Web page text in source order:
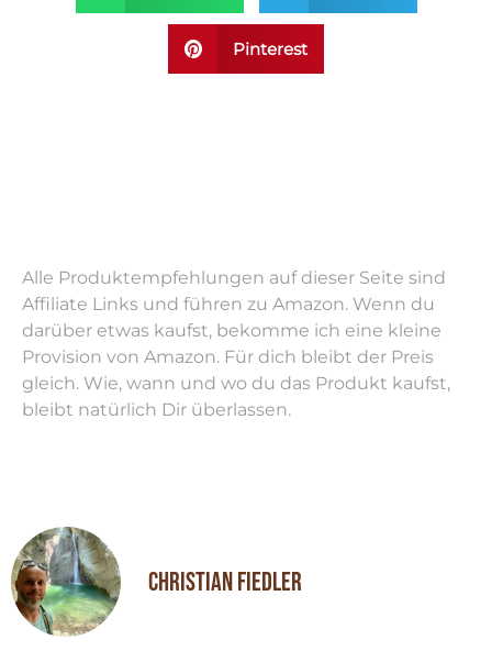
Pinterest
Alle Produktempfehlungen auf dieser Seite sind
Affiliate Links und führen zu Amazon. Wenn du
darüber etwas kaufst, bekomme ich eine kleine
Provision von Amazon. Für dich bleibt der Preis
gleich. Wie, wann und wo du das Produkt kaufst,
bleibt natürlich Dir überlassen.
Christian Fiedler